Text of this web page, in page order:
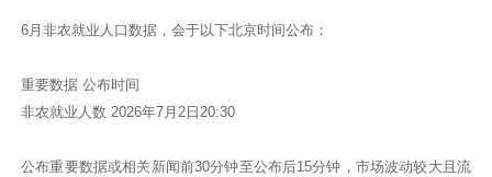
6月非农就业人口数据，会于以下北京时间公布：
重要数据 公布时间
非农就业人数 2026年7月2日20:30
公布重要数据或相关新闻前30分钟至公布后15分钟，市场波动较大且流